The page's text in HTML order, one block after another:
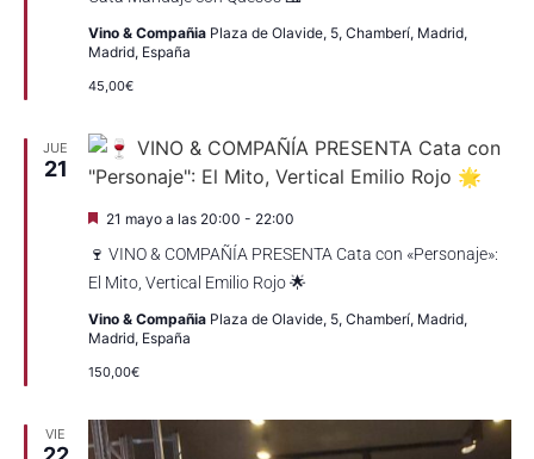
Vino & Compañia Plaza de Olavide, 5, Chamberí, Madrid,
Madrid, España
45,00€
JUE
21
🍷 VINO & COMPAÑÍA PRESENTA Cata con «Personaje»:
El Mito, Vertical Emilio Rojo 🌟
Destacado
21 mayo a las 20:00 - 22:00
Vino & Compañia Plaza de Olavide, 5, Chamberí, Madrid,
Madrid, España
150,00€
VIE